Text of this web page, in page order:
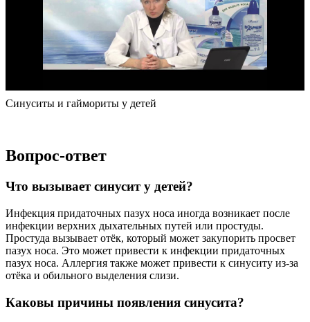
Синуситы и гаймориты у детей
Вопрос-ответ
Что вызывает синусит у детей?
Инфекция придаточных пазух носа иногда возникает после
инфекции верхних дыхательных путей или простуды.
Простуда вызывает отёк, который может закупорить просвет
пазух носа. Это может привести к инфекции придаточных
пазух носа. Аллергия также может привести к синуситу из-за
отёка и обильного выделения слизи.
Каковы причины появления синусита?